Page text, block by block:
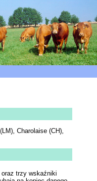
Charolaise (CH),
trzy wskaźniki